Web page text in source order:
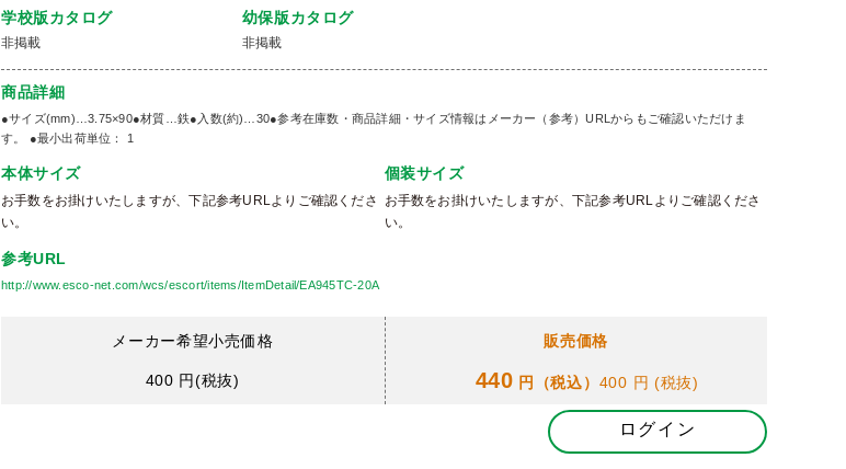
学校版カタログ
非掲載
幼保版カタログ
非掲載
商品詳細
●サイズ(mm)…3.75×90●材質…鉄●入数(約)…30●参考在庫数・商品詳細・サイズ情報はメーカー（参考）URLからもご確認いただけま
す。 ●最小出荷単位： 1
本体サイズ
お手数をお掛けいたしますが、下記参考URLよりご確認くださ
い。
個装サイズ
お手数をお掛けいたしますが、下記参考URLよりご確認くださ
い。
参考URL
http://www.esco-net.com/wcs/escort/items/ItemDetail/EA945TC-20A
メーカー希望小売価格
400 円(税抜)
販売価格
440 円（税込） 400 円 (税抜)
ログイン